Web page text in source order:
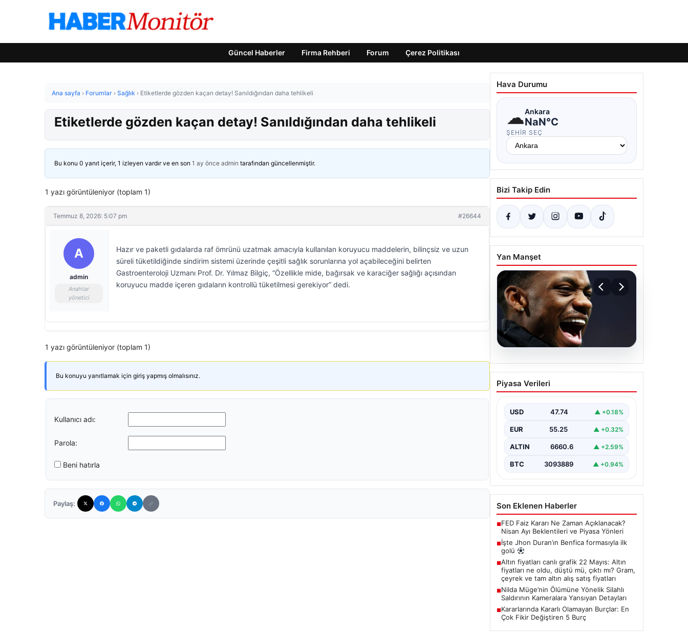
Güncel Haberler Firma Rehberi Forum Çerez Politikası
Ana sayfa › Forumlar › Sağlık › Etiketlerde gözden kaçan detay! Sanıldığından daha tehlikeli
Etiketlerde gözden kaçan detay! Sanıldığından daha tehlikeli
Bu konu 0 yanıt içerir, 1 izleyen vardır ve en son 1 ay önce admin tarafından güncellenmiştir.
1 yazı görüntüleniyor (toplam 1)
Temmuz 8, 2026: 5:07 pm #26644
A
admin
Anahtar
yönetici
Hazır ve paketli gıdalarda raf ömrünü uzatmak amacıyla kullanılan koruyucu maddelerin, bilinçsiz ve uzun
süreli tüketildiğinde sindirim sistemi üzerinde çeşitli sağlık sorunlarına yol açabileceğini belirten
Gastroenteroloji Uzmanı Prof. Dr. Yılmaz Bilgiç, “Özellikle mide, bağırsak ve karaciğer sağlığı açısından
koruyucu madde içeren gıdaların kontrollü tüketilmesi gerekiyor” dedi.
1 yazı görüntüleniyor (toplam 1)
Bu konuyu yanıtlamak için giriş yapmış olmalısınız.
Kullanıcı adı:
Parola:
Beni hatırla
Paylaş:
Hava Durumu
☁Ankara
NaN°C
ŞEHIR SEÇ
Bizi Takip Edin
Yan Manşet
07.08.2026
İşte Jhon Duran’ın Benfica
formasıyla ilk golü
Piyasa Verileri
USD 47.74 ▲ +0.18%
EUR 55.25 ▲ +0.32%
ALTIN 6660.6 ▲ +2.59%
BTC 3093889 ▲ +0.94%
Son Eklenen Haberler
■FED Faiz Kararı Ne Zaman Açıklanacak?
Nisan Ayı Beklentileri ve Piyasa Yönleri
■İşte Jhon Duran’ın Benfica formasıyla ilk
golü
■Altın fiyatları canlı grafik 22 Mayıs: Altın
fiyatları ne oldu, düştü mü, çıktı mı? Gram,
çeyrek ve tam altın alış satış fiyatları
■Nilda Müge’nin Ölümüne Yönelik Silahlı
Saldırının Kameralara Yansıyan Detayları
■Kararlarında Kararlı Olamayan Burçlar: En
Çok Fikir Değiştiren 5 Burç